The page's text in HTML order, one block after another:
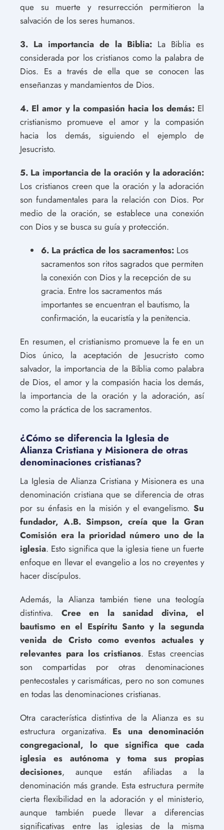
que su muerte y resurrección permitieron la
salvación de los seres humanos.
3. La importancia de la Biblia: La Biblia es
considerada por los cristianos como la palabra de
Dios. Es a través de ella que se conocen las
enseñanzas y mandamientos de Dios.
4. El amor y la compasión hacia los demás:El
cristianismo promueve el amor y la compasión
hacia los demás, siguiendo el ejemplo de
Jesucristo.
5. La importancia de la oración y la adoración:
Los cristianos creen que la oración y la adoración
son fundamentales para la relación con Dios. Por
medio de la oración, se establece una conexión
con Dios y se busca su guía y protección.
6. La práctica de los sacramentos: Los
sacramentos son ritos sagrados que permiten
la conexión con Dios y la recepción de su
gracia. Entre los sacramentos más
importantes se encuentran el bautismo, la
confirmación, la eucaristía y la penitencia.
En resumen, el cristianismo promueve la fe en un
Dios único, la aceptación de Jesucristo como
salvador, la importancia de la Biblia como palabra
de Dios, el amor y la compasión hacia los demás,
la importancia de la oración y la adoración, así
como la práctica de los sacramentos.
¿Cómo se diferencia la Iglesia de
Alianza Cristiana y Misionera de otras
denominaciones cristianas?
La Iglesia de Alianza Cristiana y Misionera es una
denominación cristiana que se diferencia de otras
por su énfasis en la misión y el evangelismo. Su
fundador, A.B. Simpson, creía que la Gran
Comisión era la prioridad número uno de la
iglesia. Esto significa que la iglesia tiene un fuerte
enfoque en llevar el evangelio a los no creyentes y
hacer discípulos.
Además, la Alianza también tiene una teología
distintiva. Cree en la sanidad divina, el
bautismo en el Espíritu Santo y la segunda
venida de Cristo como eventos actuales y
relevantes para los cristianos. Estas creencias
son compartidas por otras denominaciones
pentecostales y carismáticas, pero no son comunes
en todas las denominaciones cristianas.
Otra característica distintiva de la Alianza es su
estructura organizativa. Es una denominación
congregacional, lo que significa que cada
iglesia es autónoma y toma sus propias
decisiones, aunque están afiliadas a la
denominación más grande. Esta estructura permite
cierta flexibilidad en la adoración y el ministerio,
aunque también puede llevar a diferencias
significativas entre las iglesias de la misma